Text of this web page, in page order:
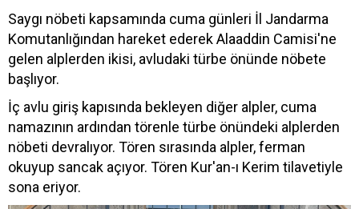
Saygı nöbeti kapsamında cuma günleri İl Jandarma
Komutanlığından hareket ederek Alaaddin Camisi'ne
gelen alplerden ikisi, avludaki türbe önünde nöbete
başlıyor.
İç avlu giriş kapısında bekleyen diğer alpler, cuma
namazının ardından törenle türbe önündeki alplerden
nöbeti devralıyor. Tören sırasında alpler, ferman
okuyup sancak açıyor. Tören Kur'an-ı Kerim tilavetiyle
sona eriyor.